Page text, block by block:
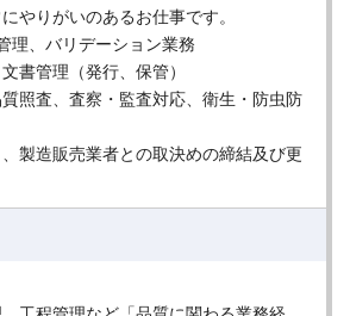
やりがいのあるお仕事です。
理、バリデーション業務
書管理（発行、保管）
照査、査察・監査対応、衛生・防虫防
製造販売業者との取決めの締結及び更